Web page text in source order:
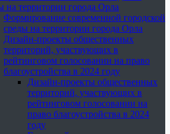
на территории города Орла
Формирование современной городской
среды на территории города Орла
Дизайн-проекты общественных
территорий, участвующих в
рейтинговом голосовании на право
благоустройства в 2024 году
Дизайн-проекты общественных
территорий, участвующих в
рейтинговом голосовании на
право благоустройства в 2024
году